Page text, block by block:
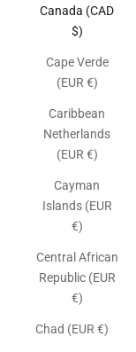
Canada (CAD
$)
Cape Verde
(EUR €)
Caribbean
Netherlands
(EUR €)
Cayman
Islands (EUR
€)
Central African
Republic (EUR
€)
Chad (EUR €)